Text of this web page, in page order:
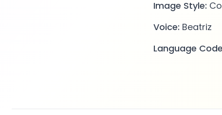
Image Style:
Voice: Beatriz
Language